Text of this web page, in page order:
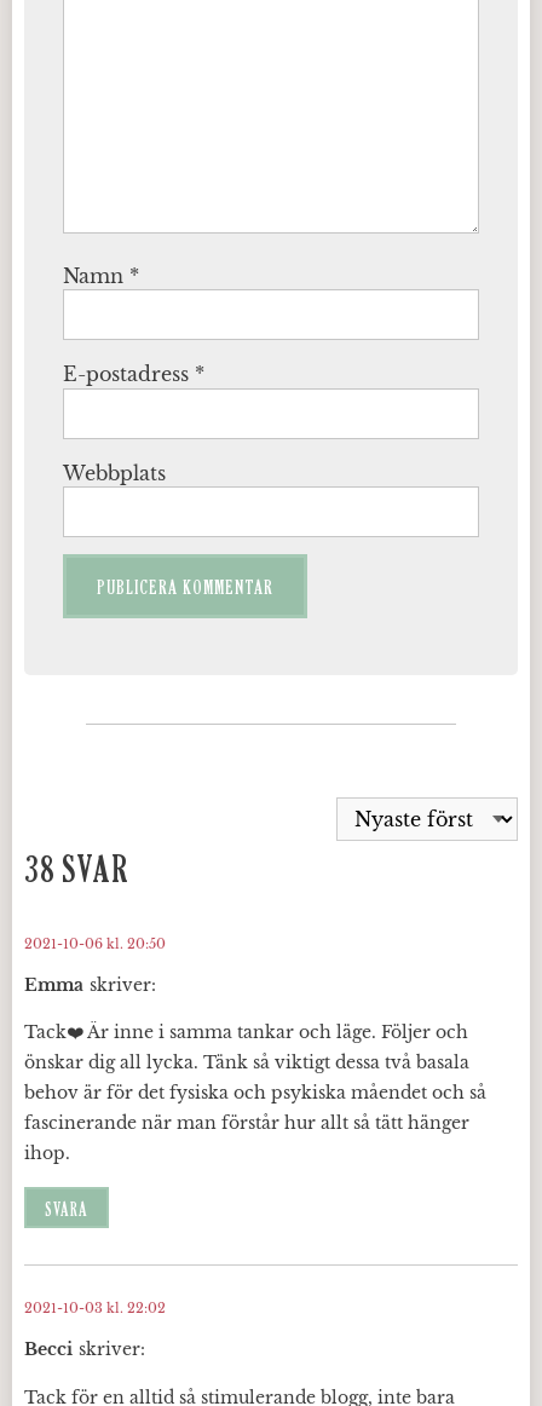
Namn *
E-postadress *
Webbplats
38 SVAR
Emma skriver:
2021-10-06 kl. 20:50
Tack❤️ Är inne i samma tankar och läge. Följer och
önskar dig all lycka. Tänk så viktigt dessa två basala
behov är för det fysiska och psykiska måendet och så
fascinerande när man förstår hur allt så tätt hänger
ihop.
SVARA
Becci skriver:
2021-10-03 kl. 22:02
Tack för en alltid så stimulerande blogg, inte bara